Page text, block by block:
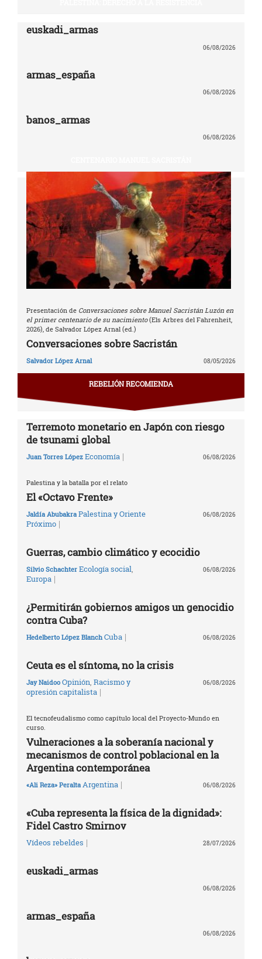
euskadi_armas
06/08/2026
armas_españa
06/08/2026
banos_armas
06/08/2026
Presentación de Conversaciones sobre Manuel Sacristán Luzón en
el primer centenario de su nacimiento(Els Arbres del Fahrenheit,
2026), de Salvador López Arnal (ed.)
Conversaciones sobre Sacristán
Salvador López Arnal 08/05/2026
REBELIÓN RECOMIENDA
Terremoto monetario en Japón con riesgo
de tsunami global
Juan Torres López Economía | 06/08/2026
Palestina y la batalla por el relato
El «Octavo Frente»
Jaldía Abubakra Palestina y Oriente
Próximo |
06/08/2026
Guerras, cambio climático y ecocidio
Silvio Schachter Ecología social,
Europa |
06/08/2026
¿Permitirán gobiernos amigos un genocidio
contra Cuba?
Hedelberto López Blanch Cuba | 06/08/2026
Ceuta es el síntoma, no la crisis
Jay Naidoo Opinión, Racismo y
opresión capitalista |
06/08/2026
El tecnofeudalismo como capítulo local del Proyecto-Mundo en
curso.
Vulneraciones a la soberanía nacional y
mecanismos de control poblacional en la
Argentina contemporánea
«Ali Reza» Peralta Argentina | 06/08/2026
«Cuba representa la física de la dignidad»:
Fidel Castro Smirnov
Vídeos rebeldes | 28/07/2026
euskadi_armas
06/08/2026
armas_españa
06/08/2026